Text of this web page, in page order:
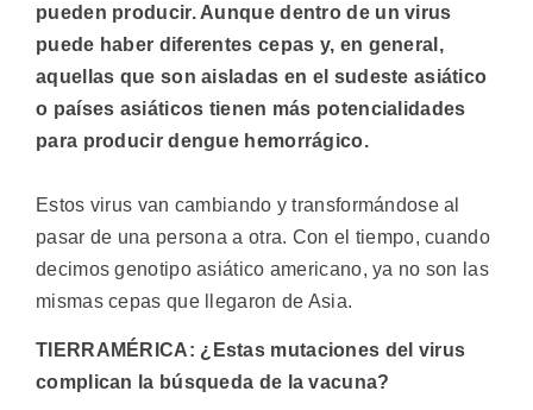
pueden producir. Aunque dentro de un virus
puede haber diferentes cepas y, en general,
aquellas que son aisladas en el sudeste asiático
o países asiáticos tienen más potencialidades
para producir dengue hemorrágico.
Estos virus van cambiando y transformándose al
pasar de una persona a otra. Con el tiempo, cuando
decimos genotipo asiático americano, ya no son las
mismas cepas que llegaron de Asia.
TIERRAMÉRICA: ¿Estas mutaciones del virus
complican la búsqueda de la vacuna?